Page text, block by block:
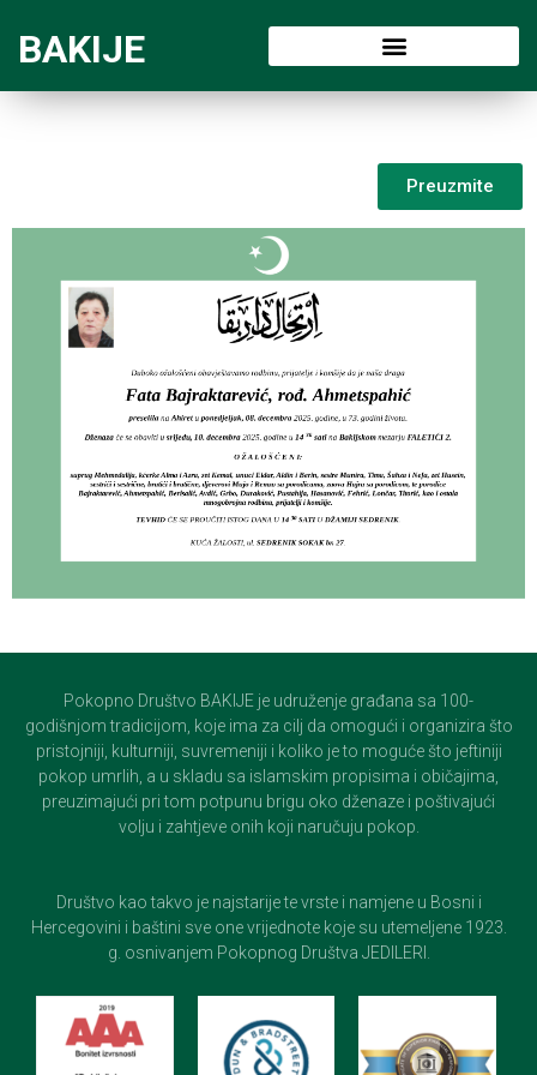
BAKIJE
Preuzmite
Pokopno Društvo BAKIJE je udruženje građana sa 100-
godišnjom tradicijom, koje ima za cilj da omogući i organizira što
pristojniji, kulturniji, suvremeniji i koliko je to moguće što jeftiniji
pokop umrlih, a u skladu sa islamskim propisima i običajima,
preuzimajući pri tom potpunu brigu oko dženaze i poštivajući
volju i zahtjeve onih koji naručuju pokop.
Društvo kao takvo je najstarije te vrste i namjene u Bosni i
Hercegovini i baštini sve one vrijednote koje su utemeljene 1923.
g. osnivanjem Pokopnog Društva JEDILERI.